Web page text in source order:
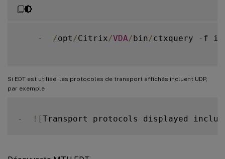
- /opt/Citrix/VDA/ bin/ctxquery - f iP
Si EDT est utilisé, les protocoles de transport affichés incluent UDP,
par exemple :
- ! [Transport protocols displayed